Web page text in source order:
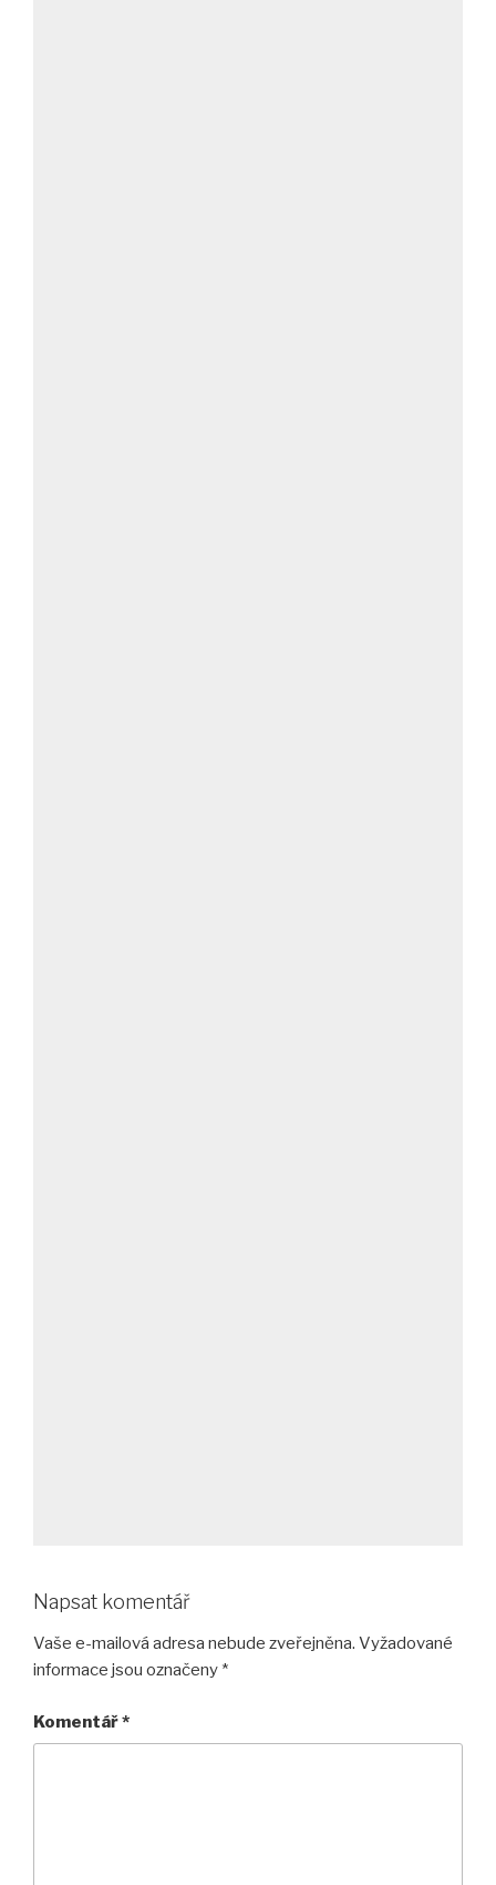
Napsat komentář
Vaše e-mailová adresa nebude zveřejněna. Vyžadované
informace jsou označeny *
Komentář*